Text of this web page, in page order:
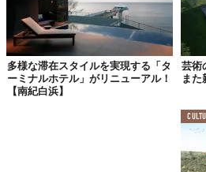
多様な滞在スタイルを実現する「タ
ーミナルホテル」がリニューアル！
【南紀白浜】
芸術
また